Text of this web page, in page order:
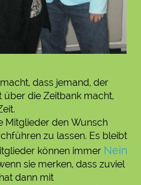
dass jemand, der
über die Zeitbank macht,
Mitglieder den Wunsch
zu lassen. Es bleibt
können immer Nein
sie merken, dass zuviel
dann mit